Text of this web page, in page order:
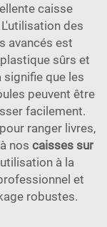
caisse
des
avancés est
sûrs et
signifie que les
peuvent être
facilement.
ranger livres,
nos caisses sur
à la
et
robustes.